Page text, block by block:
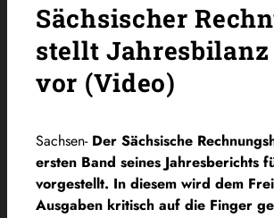
Sächsischer
stellt Jahresbilanz
vor (Video)
Sachsen- Der Sächsische
ersten Band seines Jahresberichts
vorgestellt. In diesem wird dem
Ausgaben kritisch auf die Finger